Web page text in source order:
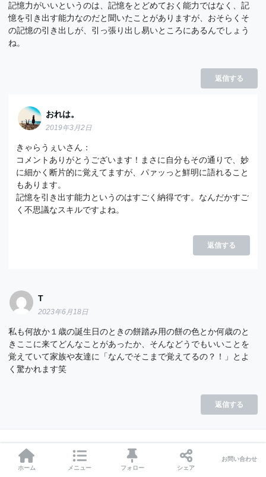
記憶力がいいというのは、記憶をとどめておく能力ではなく、記
憶を引き出す能力なのだと聞いたことがありますが、おそらくそ
の記憶の引き出しが、引っ張り出し易いところにあるんでしょう
ね。
返信する
おれは。
2019年3月2日
きゃらうぇいさん：
コメントありがとうございます！まさに自分もその通りで、妙
に細かく断片的に覚えてますが、パァッっと鮮明に語れること
もあります。
記憶を引き出す能力というのはすごく納得です。なんだかすご
く不思議なスキルですよね。
返信する
T
2023年6月18日
私も何故か１歳の誕生日のときの餅踏み用の餅の色とか何歳のと
きここに来てどんなことがあったか、そんなどうでもいいことを
覚えていて家族や友達に「なんでそこまで覚えてるの？！」とよ
く驚かれます笑
返信する
コメントを残す
ホーム メニュー フォロー シェア
お問い合わせ